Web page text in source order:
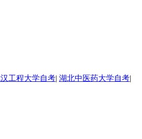
工程大学自考| 湖北中医药大学自考|